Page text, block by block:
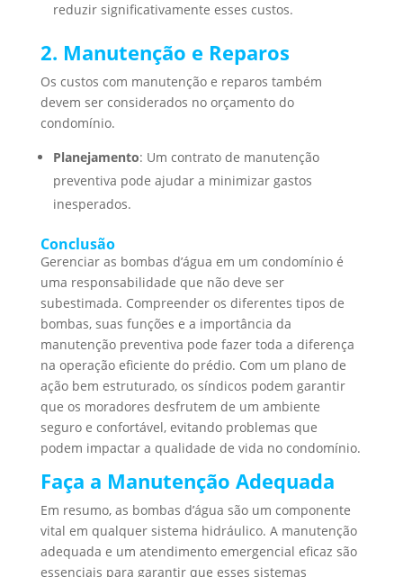
reduzir significativamente esses custos.
2. Manutenção e Reparos
Os custos com manutenção e reparos também
devem ser considerados no orçamento do
condomínio.
Planejamento: Um contrato de manutenção
preventiva pode ajudar a minimizar gastos
inesperados.
Conclusão
Gerenciar as bombas d’água em um condomínio é
uma responsabilidade que não deve ser
subestimada. Compreender os diferentes tipos de
bombas, suas funções e a importância da
manutenção preventiva pode fazer toda a diferença
na operação eficiente do prédio. Com um plano de
ação bem estruturado, os síndicos podem garantir
que os moradores desfrutem de um ambiente
seguro e confortável, evitando problemas que
podem impactar a qualidade de vida no condomínio.
Faça a Manutenção Adequada
Em resumo, as bombas d’água são um componente
vital em qualquer sistema hidráulico. A manutenção
adequada e um atendimento emergencial eficaz são
essenciais para garantir que esses sistemas